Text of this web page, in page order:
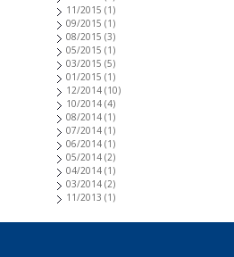
11/2015 (1)
09/2015 (1)
08/2015 (3)
05/2015 (1)
03/2015 (5)
01/2015 (1)
12/2014 (10)
10/2014 (4)
08/2014 (1)
07/2014 (1)
06/2014 (1)
05/2014 (2)
04/2014 (1)
03/2014 (2)
11/2013 (1)